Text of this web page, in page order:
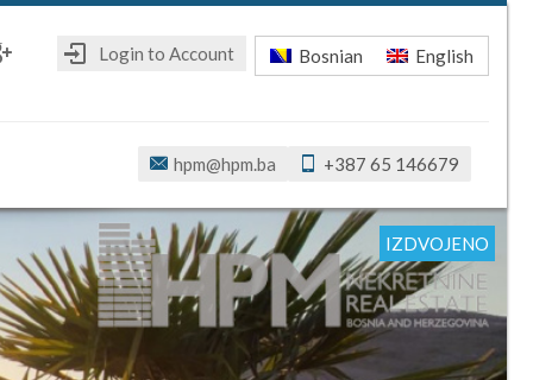
Bosnian English
Login to Account
+387 65 146679
hpm@hpm.ba
IZDVOJENO
IZDVOJENO
IZDVOJENO
IZDVOJENO
IZDVOJENO
IZDVOJENO